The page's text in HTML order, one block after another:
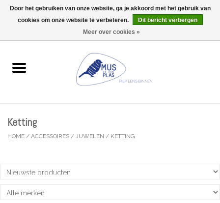
0 Artikelen - €0,00
Wenskaarten
Lifestyle
Ketting
HOME / ACCESSOIRES / JUWELEN / KETTING
Door het gebruiken van onze website, ga je akkoord met het gebruik van
cookies om onze website te verbeteren.
Dit bericht verbergen
Meer over cookies »
Wij zijn uitzonderlijk gesloten op Do 13/08